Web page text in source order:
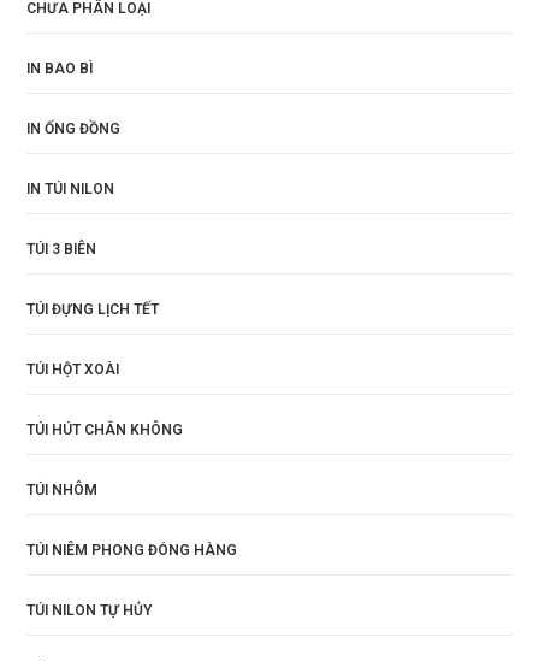
CHƯA PHÂN LOẠI
IN BAO BÌ
IN ỐNG ĐỒNG
IN TÚI NILON
TÚI 3 BIÊN
TÚI ĐỰNG LỊCH TẾT
TÚI HỘT XOÀI
TÚI HÚT CHÂN KHÔNG
TÚI NHÔM
TÚI NIÊM PHONG ĐÓNG HÀNG
TÚI NILON TỰ HỦY